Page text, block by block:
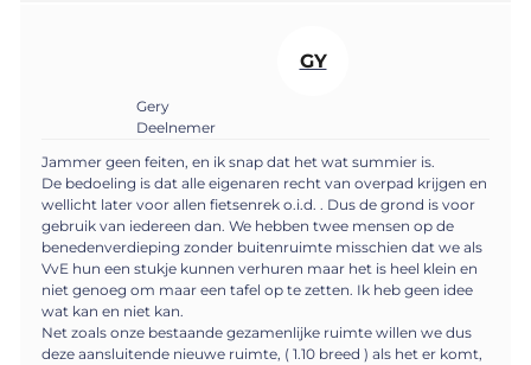
GY
Gery
Deelnemer
Jammer geen feiten, en ik snap dat het wat summier is.
De bedoeling is dat alle eigenaren recht van overpad krijgen en
wellicht later voor allen fietsenrek o.i.d. . Dus de grond is voor
gebruik van iedereen dan. We hebben twee mensen op de
benedenverdieping zonder buitenruimte misschien dat we als
VvE hun een stukje kunnen verhuren maar het is heel klein en
niet genoeg om maar een tafel op te zetten. Ik heb geen idee
wat kan en niet kan.
Net zoals onze bestaande gezamenlijke ruimte willen we dus
deze aansluitende nieuwe ruimte, ( 1.10 breed ) als het er komt,